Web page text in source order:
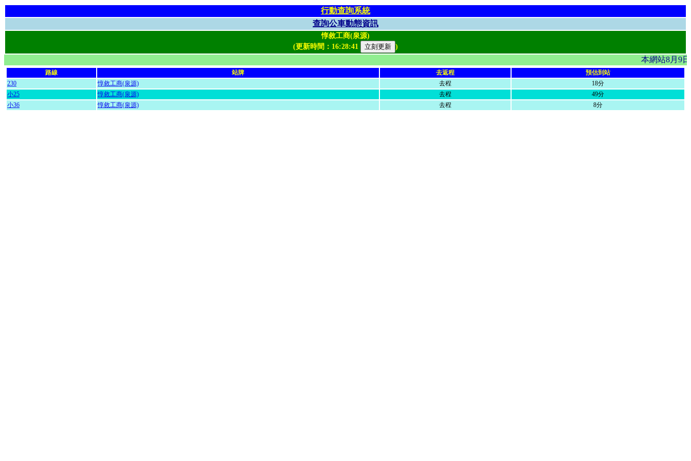
行動查詢系統
查詢公車動態資訊
惇敘工商(泉源)
(更新時間： 16:28:41 )
本網站8月9
路線 站牌 去返程
預估到站
230
惇敘工商(泉源) 去程
18分
小25
惇敘工商(泉源) 去程
49分
小36
惇敘工商(泉源) 去程 8分